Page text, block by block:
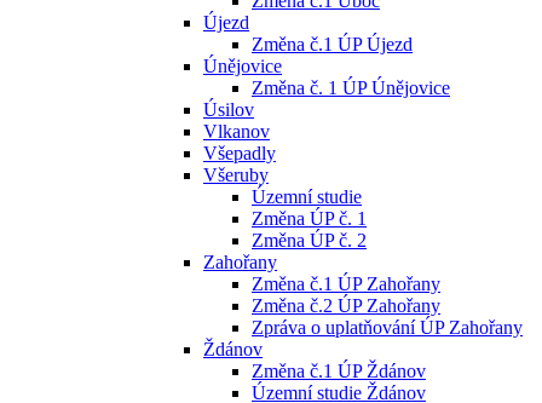
Újezd
Změna č.1 ÚP Újezd
Únějovice
Změna č. 1 ÚP Únějovice
Úsilov
Vlkanov
Všepadly
Všeruby
Územní studie
Změna ÚP č. 1
Změna ÚP č. 2
Zahořany
Změna č.1 ÚP Zahořany
Změna č.2 ÚP Zahořany
Zpráva o uplatňování ÚP Zahořany
Ždánov
Změna č.1 ÚP Ždánov
Územní studie Ždánov